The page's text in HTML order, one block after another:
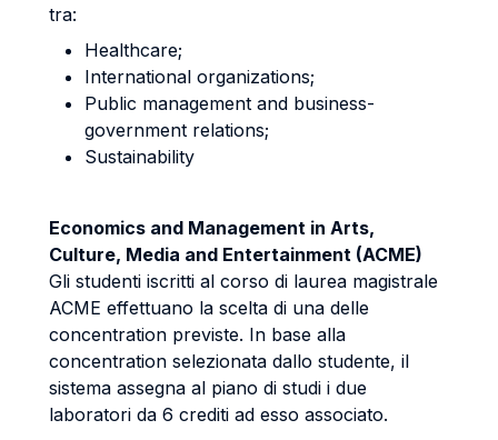
tra:
Healthcare;
International organizations;
Public management and business-
government relations;
Sustainability
Economics and Management in Arts,
Culture, Media and Entertainment (ACME)
Gli studenti iscritti al corso di laurea magistrale
ACME effettuano la scelta di una delle
concentration previste. In base alla
concentration selezionata dallo studente, il
sistema assegna al piano di studi i due
laboratori da 6 crediti ad esso associato.